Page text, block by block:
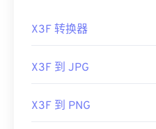
X3F 转换器
X3F 到 JPG
X3F 到 PNG